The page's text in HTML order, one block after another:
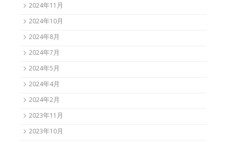
2024年11月
2024年10月
2024年8月
2024年7月
2024年5月
2024年4月
2024年2月
2023年11月
2023年10月